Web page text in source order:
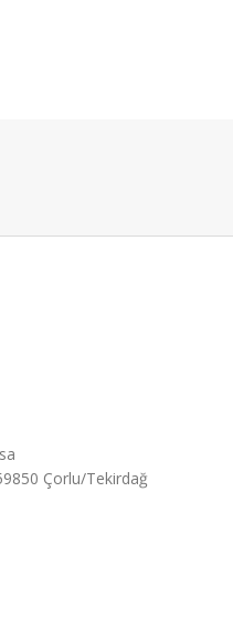
Çorlu/Tekirdağ